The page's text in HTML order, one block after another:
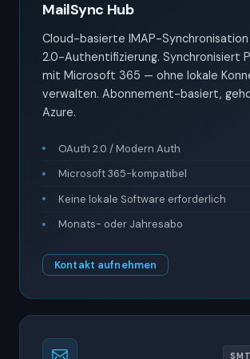
MailSync Hub
Cloud-basierte IMAP-
2.0-Authentifizierung. Synchronisiert
mit Microsoft 365 — ohne lokale
verwalten. Abonnement-basiert,
Azure.
OAuth 2.0 / Modern Auth
Microsoft 365-kompatibel
Keine lokale Software erforderlich
Monats- oder Jahresabo
Kontakt aufnehmen